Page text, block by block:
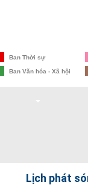
Ban Thời sự
Ban Văn hóa - Xã hội
Lịch phát